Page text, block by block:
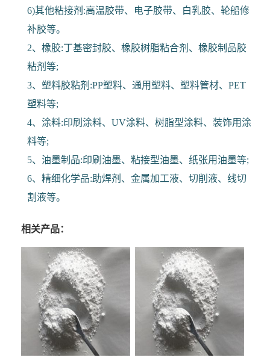
6)其他粘接剂:高温胶带、电子胶带、白乳胶、轮船修
补胶等。
2、橡胶:丁基密封胶、橡胶树脂粘合剂、橡胶制品胶
粘剂等;
3、塑料胶粘剂:PP塑料、通用塑料、塑料管材、PET
塑料等;
4、涂料:印刷涂料、UV涂料、树脂型涂料、装饰用涂
料等;
5、油墨制品:印刷油墨、粘接型油墨、纸张用油墨等;
6、精细化学品:助焊剂、金属加工液、切削液、线切
割液等。
相关产品：